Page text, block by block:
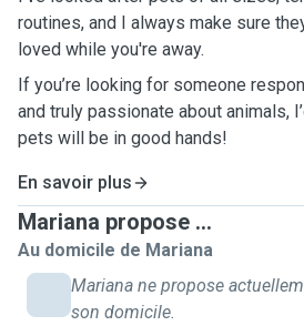
routines, and I always make sure
loved while you're away.
If you’re looking for someone
and truly passionate about animals,
pets will be in good hands!
En savoir plus
Mariana propose ...
Au domicile de Mariana
Mariana ne propose
son domicile.